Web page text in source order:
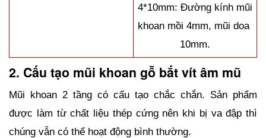
4*10mm: Đường kính mũi
khoan mồi 4mm, mũi doa
10mm.
2. Cấu tạo mũi khoan gỗ bắt vít âm mũ
Mũi khoan 2 tầng có cấu tạo chắc chắn. Sản phẩm
được làm từ chất liệu thép cứng nên khi bị va đập thì
chúng vẫn có thể hoạt động bình thường.